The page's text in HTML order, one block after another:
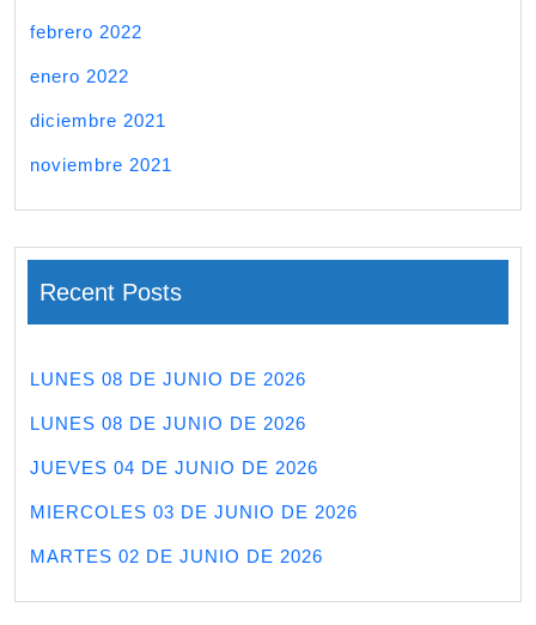
febrero 2022
enero 2022
diciembre 2021
noviembre 2021
Recent Posts
LUNES 08 DE JUNIO DE 2026
LUNES 08 DE JUNIO DE 2026
JUEVES 04 DE JUNIO DE 2026
MIERCOLES 03 DE JUNIO DE 2026
MARTES 02 DE JUNIO DE 2026